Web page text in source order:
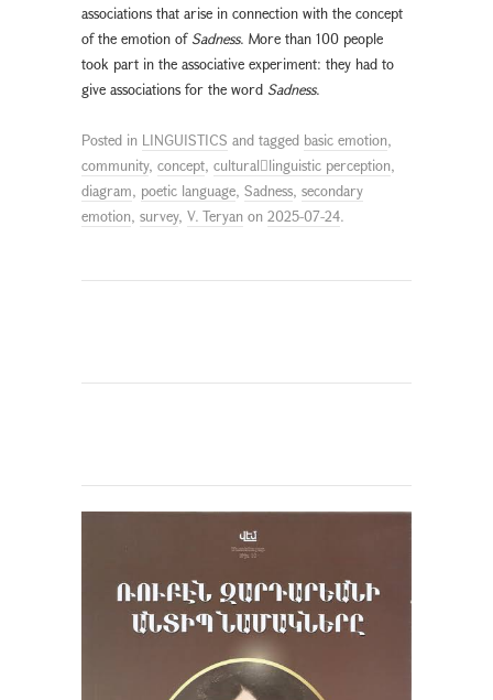
associations that arise in connection with the concept
of the emotion of Sadness. More than 100 people
took part in the associative experiment: they had to
give associations for the word Sadness.
Posted in LINGUISTICS and tagged basic emotion,
community, concept, cultural￾linguistic perception,
diagram, poetic language, Sadness, secondary
emotion, survey, V. Teryan on 2025-07-24.